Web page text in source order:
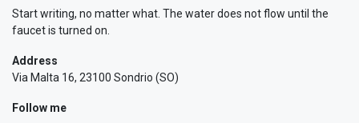
Start writing, no matter what. The water does not flow until the
faucet is turned on.
Address
Via Malta 16, 23100 Sondrio (SO)
Follow me